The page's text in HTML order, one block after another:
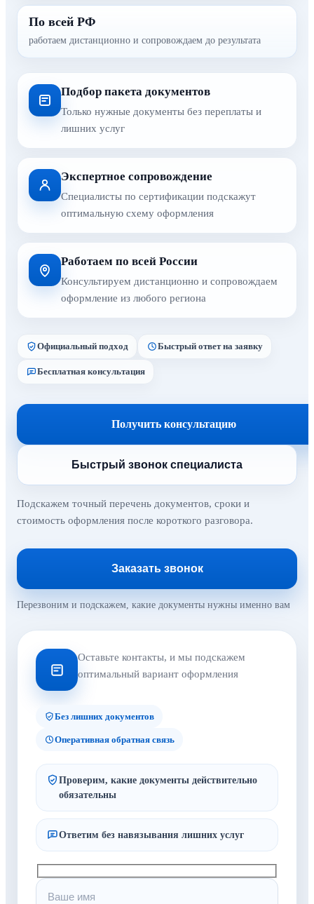
По всей РФ
работаем дистанционно и сопровождаем до результата
Подбор пакета документов
Только нужные документы без переплаты и
лишних услуг
Экспертное сопровождение
Специалисты по сертификации подскажут
оптимальную схему оформления
Работаем по всей России
Консультируем дистанционно и сопровождаем
оформление из любого региона
Официальный подход Быстрый ответ на заявку
Бесплатная консультация
Получить консультацию
Быстрый звонок специалиста
Подскажем точный перечень документов, сроки и
стоимость оформления после короткого разговора.
Заказать звонок
Перезвоним и подскажем, какие документы нужны именно вам
Оставьте контакты, и мы подскажем
оптимальный вариант оформления
Без лишних документов
Оперативная обратная связь
Проверим, какие документы действительно
обязательны
Ответим без навязывания лишних услуг